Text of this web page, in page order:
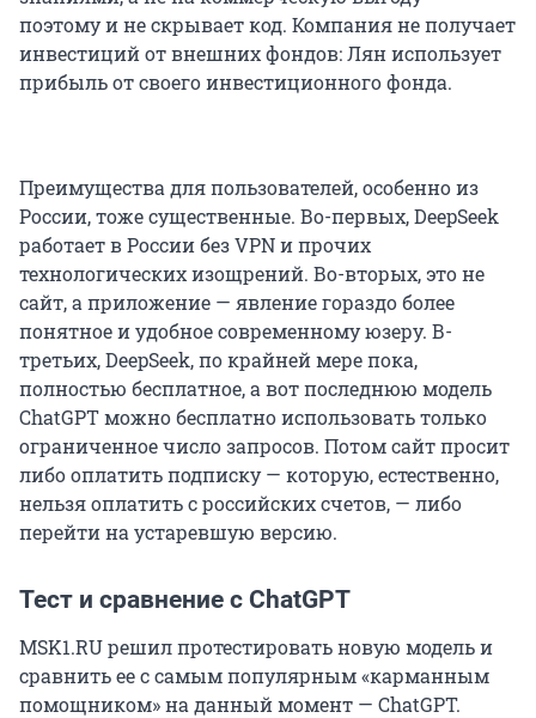
поэтому и не скрывает код. Компания не получает
инвестиций от внешних фондов: Лян использует
прибыль от своего инвестиционного фонда.
Преимущества для пользователей, особенно из
России, тоже существенные. Во-первых, DeepSeek
работает в России без VPN и прочих
технологических изощрений. Во-вторых, это не
сайт, а приложение — явление гораздо более
понятное и удобное современному юзеру. В-
третьих, DeepSeek, по крайней мере пока,
полностью бесплатное, а вот последнюю модель
ChatGPT можно бесплатно использовать только
ограниченное число запросов. Потом сайт просит
либо оплатить подписку — которую, естественно,
нельзя оплатить с российских счетов, — либо
перейти на устаревшую версию.
Тест и сравнение с ChatGPT
MSK1.RU решил протестировать новую модель и
сравнить ее с самым популярным «карманным
помощником» на данный момент — ChatGPT.